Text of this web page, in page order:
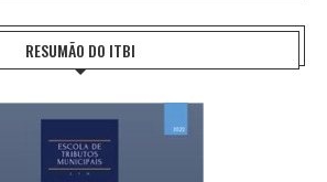
RESUMÃO DO ITBI